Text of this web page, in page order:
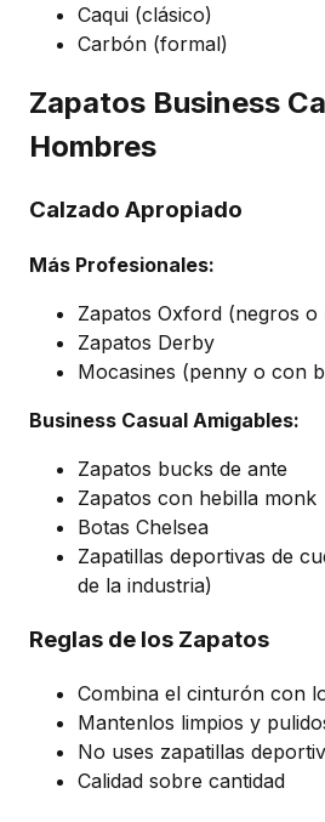
Caqui (clásico)
Carbón (formal)
Zapatos Business
Hombres
Calzado Apropiado
Más Profesionales:
Zapatos Oxford (negros o
Zapatos Derby
Mocasines (penny o con
Business Casual Amigables:
Zapatos bucks de ante
Zapatos con hebilla monk
Botas Chelsea
Zapatillas deportivas de
de la industria)
Reglas de los Zapatos
Combina el cinturón con
Mantenlos limpios y
No uses zapatillas
Calidad sobre cantidad